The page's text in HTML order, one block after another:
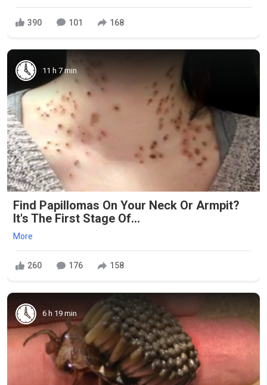
390 101 168
11 h 7 min
Find Papillomas On Your Neck Or Armpit?
It's The First Stage Of...
More
260 176 158
6 h 19 min